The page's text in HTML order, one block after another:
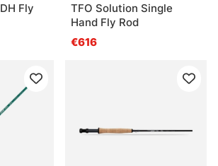
Fly
TFO Solution Single
Hand Fly Rod
€616